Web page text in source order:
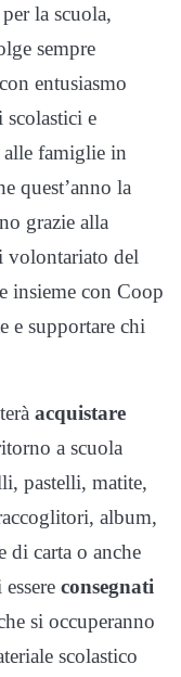
la scuola,
sempre
entusiasmo
e
alle famiglie in
quest’anno la
grazie alla
volontariato del
insieme con Coop
e supportare chi
acquistare
a scuola
pastelli, matite,
album,
di carta o anche
consegnati
si occuperanno
scolastico